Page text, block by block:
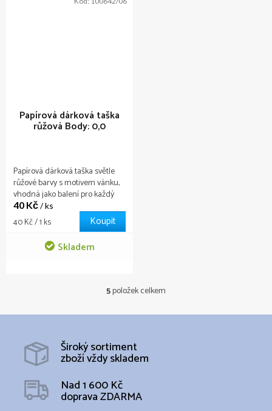
Papírová dárková taška
růžová Body: 0,0
Skladem
40 Kč/ ks
Měrná
40 Kč / 1 ks Koupit
Papírová dárková taška světle
růžové barvy s motivem vánku,
vhodná jako balení pro každý
dárek.
O
l
d
a
c
p
r
5položek celkem
Široký sortiment
zboží vždy skladem
Nad 1 600 Kč
doprava ZDARMA